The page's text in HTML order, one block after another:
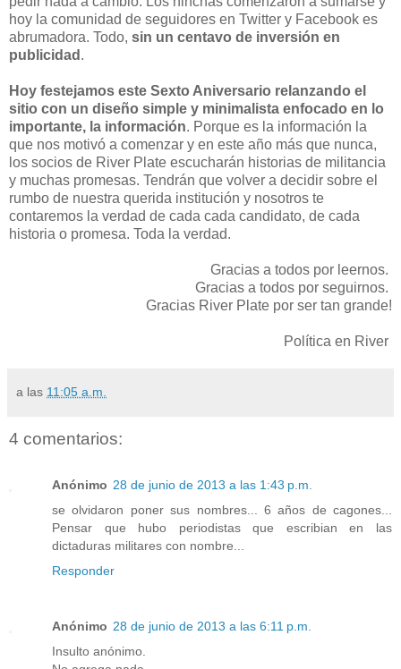
hoy la comunidad de seguidores en Twitter y Facebook es
abrumadora. Todo, sin un centavo de inversión en
publicidad .
Hoy festejamos este Sexto Aniversario relanzando el
sitio con un diseño simple y minimalista enfocado en lo
importante, la información. Porque es la información la
que nos motivó a comenzar y en este año más que nunca,
los socios de River Plate escucharán historias de militancia
y muchas promesas. Tendrán que volver a decidir sobre el
rumbo de nuestra querida institución y nosotros te
contaremos la verdad de cada cada candidato, de cada
historia o promesa. Toda la verdad.
Gracias a todos por leernos.
Gracias a todos por seguirnos.
Gracias River Plate por ser tan grande!
Política en River
a las 11:05 a.m.
4 comentarios:
Anónimo 28 de junio de 2013 a las 1:43 p.m.
se olvidaron poner sus nombres... 6 años de cagones...
Pensar que hubo periodistas que escribian en las
dictaduras militares con nombre...
Responder
Anónimo 28 de junio de 2013 a las 6:11 p.m.
Insulto anónimo.